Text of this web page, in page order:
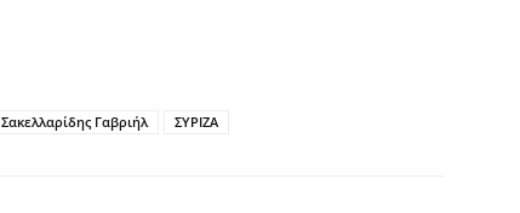
Σακελλαρίδης Γαβριήλ ΣΥΡΙΖΑ